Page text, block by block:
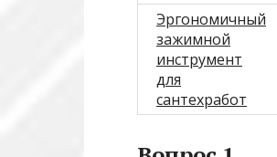
Эргономичный
зажимной
инструмент
для
сантехработ